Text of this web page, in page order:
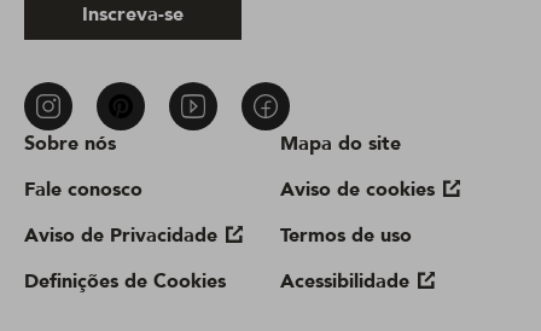
Sobre nós
Fale conosco
Aviso de Privacidade
Definições de Cookies
Mapa do site
Aviso de cookies
Termos de uso
Acessibilidade
Inscreva-se